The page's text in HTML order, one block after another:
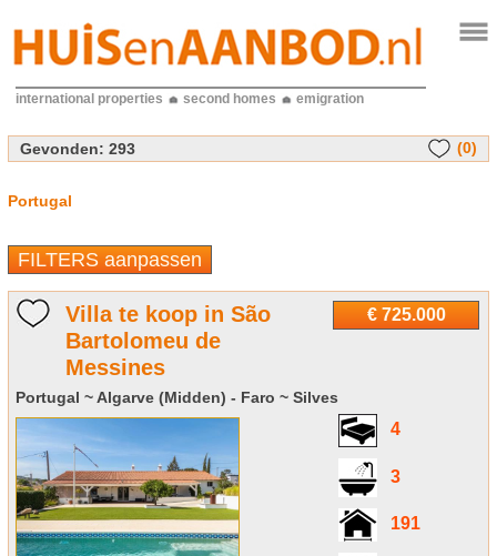
international properties second homes emigration
Gevonden: 293 (0)
Portugal
FILTERS aanpassen
€ 725.000
Villa te koop in São
Bartolomeu de
Messines
Portugal ~ Algarve (Midden) - Faro ~ Silves
4
3
191